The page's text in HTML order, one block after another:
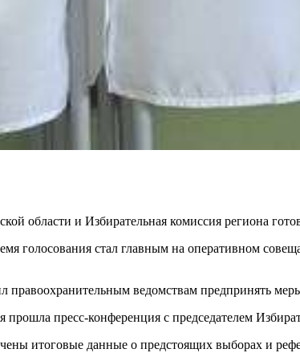
области и Избирательная комиссия региона
голосования стал главным на оперативном
правоохранительным ведомствам предпринять
прошла пресс-конференция с председателем
итоговые данные о предстоящих выборах и